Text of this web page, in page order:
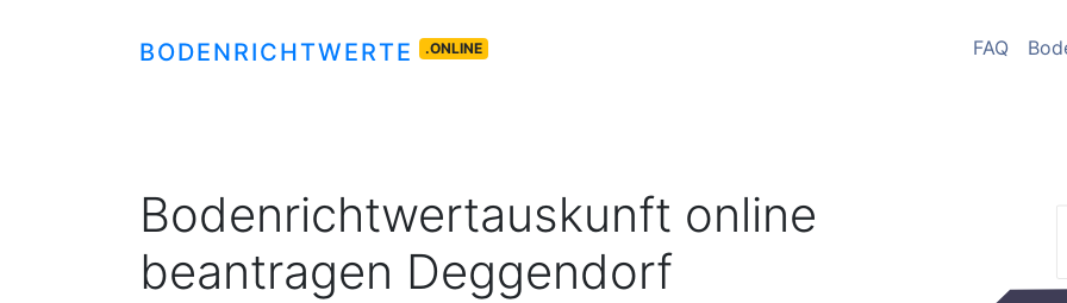
BODENRICHTWERTE .ONLINE FAQ
Bodenrichtwertauskunft online
beantragen Deggendorf